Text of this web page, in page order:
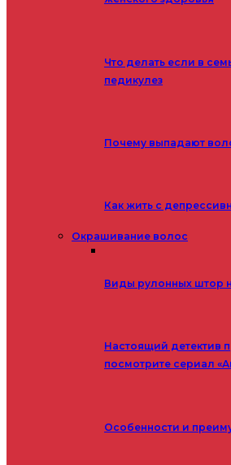
Что делать если в
педикулез
Почему выпадают
Как жить с
Окрашивание волос
Виды рулонных штор
Настоящий детектив
посмотрите сериал
Особенности и